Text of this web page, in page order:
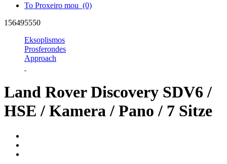
To Proxeiro mou (0)
156495550
Eksoplismos
Prosferondes
Approach
Land Rover Discovery SDV6 /
HSE / Kamera / Pano / 7 Sitze